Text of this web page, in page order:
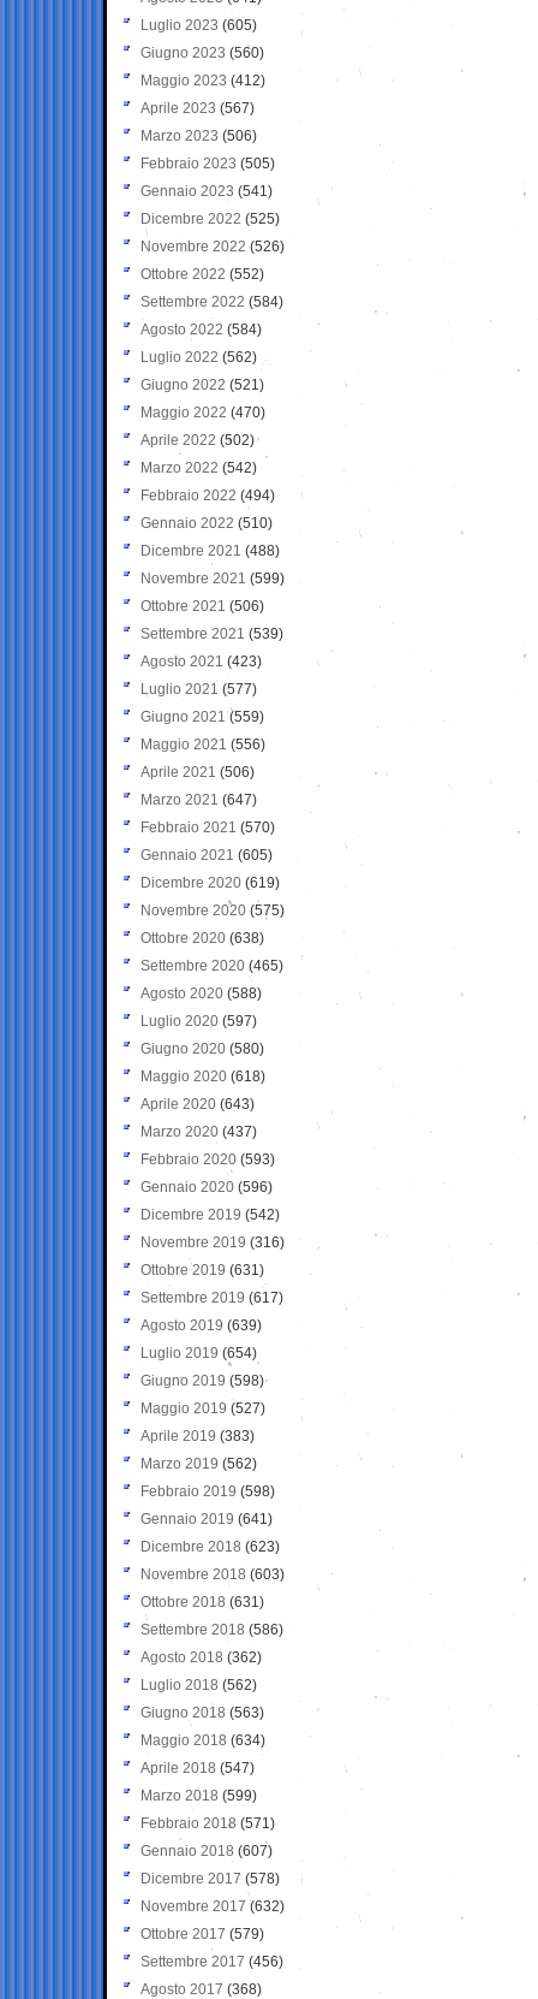
Luglio 2023 (605)
Giugno 2023 (560)
Maggio 2023 (412)
Aprile 2023 (567)
Marzo 2023 (506)
Febbraio 2023 (505)
Gennaio 2023 (541)
Dicembre 2022 (525)
Novembre 2022 (526)
Ottobre 2022 (552)
Settembre 2022 (584)
Agosto 2022 (584)
Luglio 2022 (562)
Giugno 2022 (521)
Maggio 2022 (470)
Aprile 2022 (502)
Marzo 2022 (542)
Febbraio 2022 (494)
Gennaio 2022 (510)
Dicembre 2021 (488)
Novembre 2021 (599)
Ottobre 2021 (506)
Settembre 2021 (539)
Agosto 2021 (423)
Luglio 2021 (577)
Giugno 2021(559)
Maggio 2021 (556)
Aprile 2021 (506)
Marzo 2021 (647)
Febbraio 2021 (570)
Gennaio 2021 (605)
Dicembre 2020 (619)
Novembre 2020 (575)
Ottobre 2020 (638)
Settembre 2020(465)
Agosto 2020 (588)
Luglio 2020 (597)
Giugno 2020 (580)
Maggio 2020 (618)
Aprile 2020 (643)
Marzo 2020 (437)
Febbraio 2020 (593)
Gennaio 2020 (596)
Dicembre 2019 (542)
Novembre 2019 (316)
Ottobre 2019 (631)
Settembre 2019 (617)
Agosto 2019 (639)
Luglio 2019 (654)
Giugno 2019 (598)
Maggio 2019 (527)
Aprile 2019 (383)
Marzo 2019 (562)
Febbraio 2019 (598)
Gennaio 2019 (641)
Dicembre 2018 (623)
Novembre 2018 (603)
Ottobre 2018 (631)
Settembre 2018 (586)
Agosto 2018 (362)
Luglio 2018 (562)
Giugno 2018 (563)
Maggio 2018 (634)
Aprile 2018 (547)
Marzo 2018 (599)
Febbraio 2018 (571)
Gennaio 2018 (607)
Dicembre 2017 (578)
Novembre 2017 (632)
Ottobre 2017 (579)
Settembre 2017 (456)
Agosto 2017 (368)